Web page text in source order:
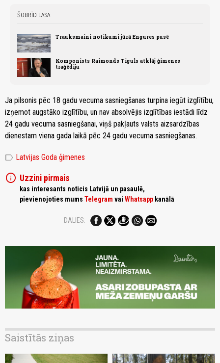
ŠOBRĪD LASA
Trauksmaini notikumi jūrā Engures pusē
Komponists Raimonds Tiguls atklāj ģimenes
traģēdiju
Ja pilsonis pēc 18 gadu vecuma sasniegšanas turpina iegūt izglītību,
izņemot augstāko izglītību, un nav absolvējis izglītības iestādi līdz
24 gadu vecuma sasniegšanai, viņš pakļauts valsts aizsardzības
dienestam viena gada laikā pēc 24 gadu vecuma sasniegšanas.
label Latvijas Goda ģimenes
info Uzzini pirmais
kas interesants noticis Latvijā un pasaulē,
pievienojoties mums Telegram vai Whatsapp kanālā
DALIES:
Saistītās ziņas